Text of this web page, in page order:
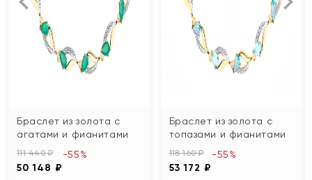
Браслет из золота с
агатами и фианитами
111 440 ₽
50 148 ₽
-55%
Браслет из золота с
топазами и фианитами
118 160 ₽
53 172 ₽
-55%